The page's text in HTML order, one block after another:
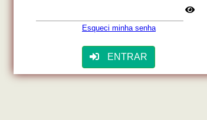
Esqueci minha senha
ENTRAR